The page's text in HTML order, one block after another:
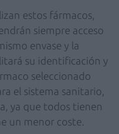
estos fármacos,
siempre acceso
envase y la
su identificación y
seleccionado
el sistema sanitario,
ya que todos tienen
un menor coste.